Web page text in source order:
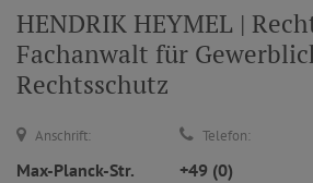
HENDRIK HEYMEL |
Fachanwalt für
Rechtsschutz
Anschrift:
Max-Planck-Str.
Telefon:
+49 (0)